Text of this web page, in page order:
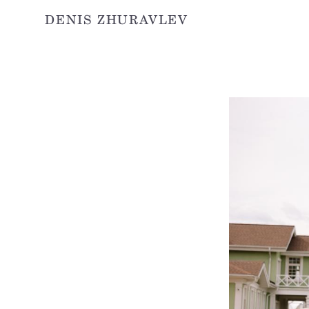
DENIS ZHURAVLEV
DENIS ZHURAVLEV